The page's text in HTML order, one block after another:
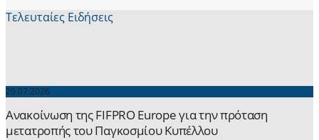
Τελευταίες Ειδήσεις
29.07.2026
Ανακοίνωση της FIFPRO Europe για την πρόταση
μετατροπής του Παγκοσμίου Κυπέλλου